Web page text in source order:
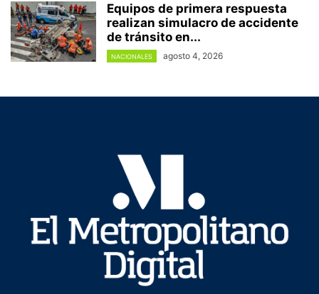
Equipos de primera respuesta
realizan simulacro de accidente
de tránsito en...
NACIONALES agosto 4, 2026